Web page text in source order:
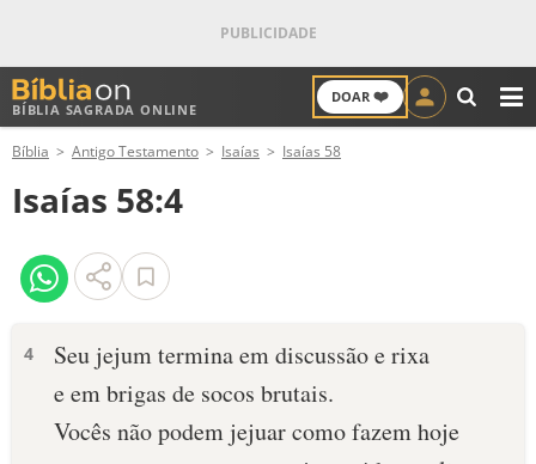
BÍBLIA SAGRADA ONLINE
DOAR ❤️
ANTIGO TESTAMENTO
NOVO TESTAMENTO
VERSÍCULOS
PALAVRA DO DIA
Bíblia Antigo Testamento Isaías Isaías 58
Isaías 58:4
4
Seu jejum termina em discussão e rixa
e em brigas de socos brutais.
Vocês não podem jejuar como fazem hoje